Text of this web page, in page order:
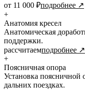
от 11 000 ₽подробнее ↗
+
Анатомия кресел
Анатомическая
поддержки.
рассчитаемподробнее ↗
+
Поясничная опора
Установка
дальних поездках.